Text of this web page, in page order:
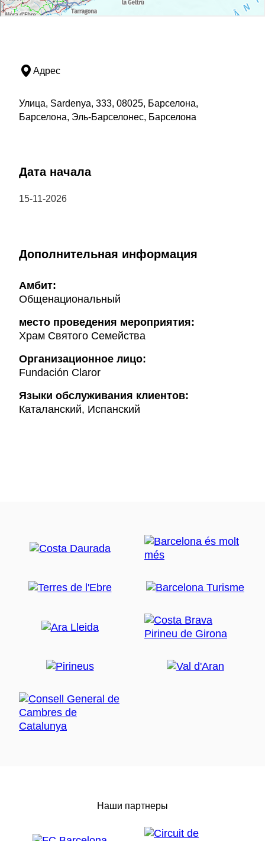
Адрес
Улица, Sardenya, 333, 08025, Барселона,
Барселона, Эль-Барселонес, Барселона
Дата начала
15-11-2026
Дополнительная информация
Амбит:
Общенациональный
место проведения мероприятия:
Храм Святого Семейства
Организационное лицо:
Fundación Claror
Языки обслуживания клиентов:
Каталанский, Испанский
Наши партнеры